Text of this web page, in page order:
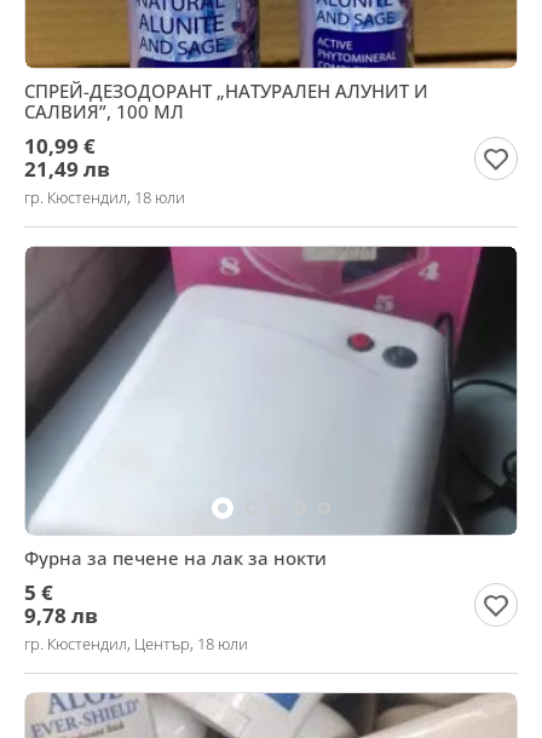
СПРЕЙ-ДЕЗОДОРАНТ „НАТУРАЛЕН АЛУНИТ И
САЛВИЯ”, 100 МЛ
10,99 €
21,49 лв
гр. Кюстендил, 18 юли
Фурна за печене на лак за нокти
5 €
9,78 лв
гр. Кюстендил, Център, 18 юли